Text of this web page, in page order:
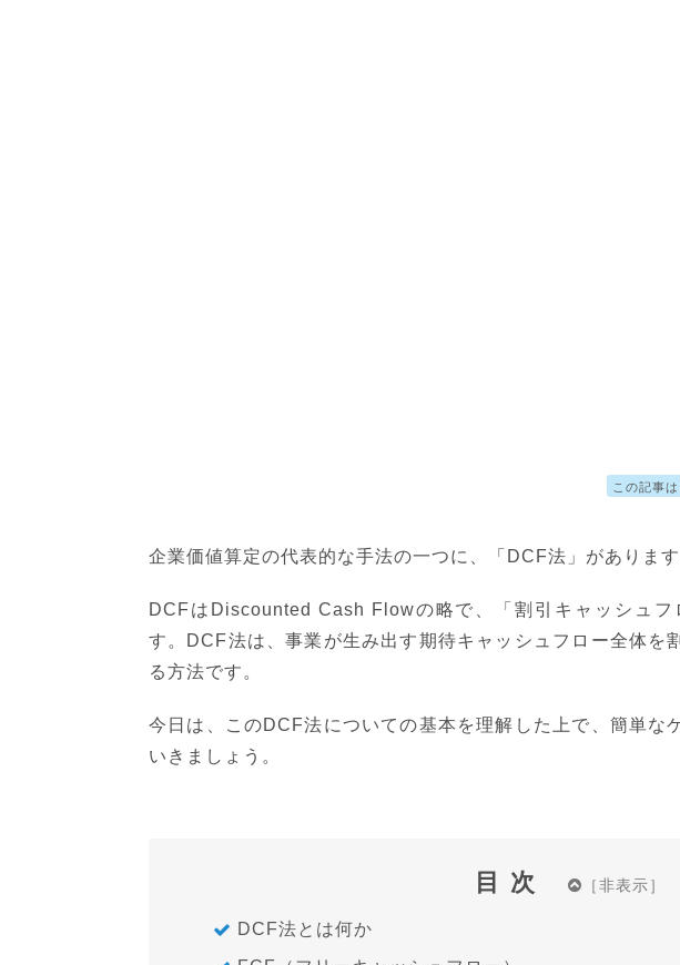
この記事は
企業価値算定の代表的な手法の一つに、「DCF法」があります
DCFはDiscounted Cash Flowの略で、「割引キャッシュフ
す。DCF法は、事業が生み出す期待キャッシュフロー全体を
る方法です。
今日は、このDCF法についての基本を理解した上で、簡単な
いきましょう。
目次
DCF法とは何か